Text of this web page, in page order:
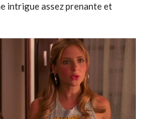
intrigue assez prenante et